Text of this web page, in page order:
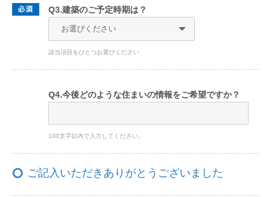
Q3.建築のご予定時期は？
該当項目をひとつお選びください
Q4.今後どのような住まいの情報をご希望ですか？
100文字以内で入力してください。
ご記入いただきありがとうございました